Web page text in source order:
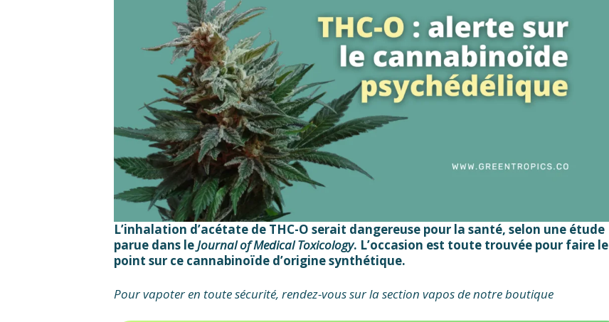
L’inhalation d’acétate de THC-O serait dangereuse pour la santé, selon une étude
parue dans le Journal of Medical Toxicology. L’occasion est toute trouvée pour faire le
point sur ce cannabinoïde d’origine synthétique.
Pour vapoter en toute sécurité, rendez-vous sur la section vapos de notre boutique